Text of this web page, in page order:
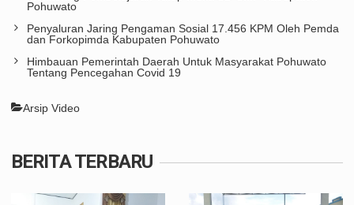
Pohuwato
Penyaluran Jaring Pengaman Sosial 17.456 KPM Oleh Pemda
dan Forkopimda Kabupaten Pohuwato
Himbauan Pemerintah Daerah Untuk Masyarakat Pohuwato
Tentang Pencegahan Covid 19
Arsip Video
BERITA TERBARU